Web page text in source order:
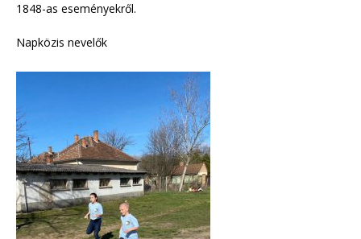
1848-as eseményekről.
Napközis nevelők